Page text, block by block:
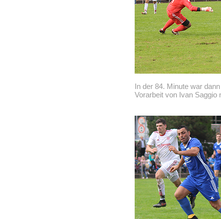
In der 84. Minute war
Vorarbeit von Ivan Saggio